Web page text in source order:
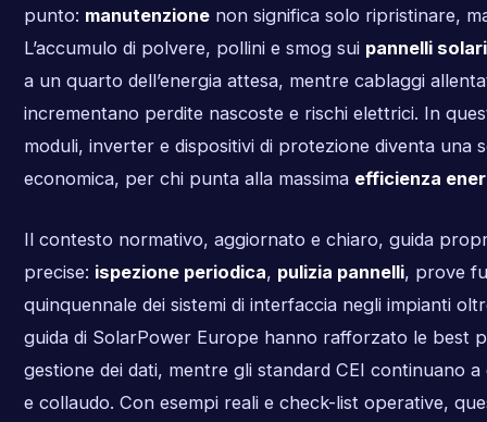
punto: manutenzionenon significa solo ripristinare,
L’accumulo di polvere, pollini e smog sui pannelli solari
a un quarto dell’energia attesa, mentre cablaggi
incrementano perdite nascoste e rischi elettrici. In
moduli, inverter e dispositivi di protezione diventa una
economica, per chi punta alla massima efficienza
Il contesto normativo, aggiornato e chiaro, guida
precise: ispezione periodica, pulizia pannelli, prove
quinquennale dei sistemi di interfaccia negli impianti
guida di SolarPower Europe hanno rafforzato le best
gestione dei dati, mentre gli standard CEI continuano
e collaudo. Con esempi reali e check-list operative,